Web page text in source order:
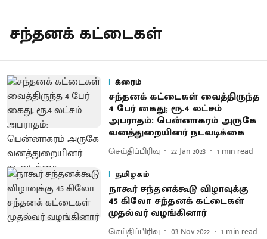
சந்தனக் கட்டைகள்
க்ரைம்
சந்தனக் கட்டைகள் வைத்திருந்த
4 பேர் கைது; ரூ.4 லட்சம்
அபராதம்: பென்னாகரம் அருகே
வனத்துறையினர் நடவடிக்கை
செய்திப்பிரிவு 22 Jan 2023 1 min read
தமிழகம்
நாகூர் சந்தனக்கூடு விழாவுக்கு
45 கிலோ சந்தனக் கட்டைகள்
முதல்வர் வழங்கினார்
செய்திப்பிரிவு 03 Nov 2022 1 min read